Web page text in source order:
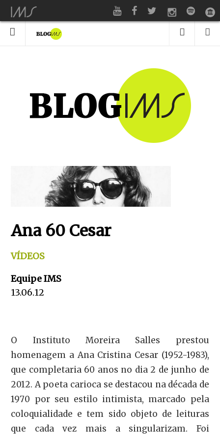
Ana 60 Cesar
VÍDEOS
Equipe IMS
13.06.12
O Instituto Moreira Salles prestou
homenagem a Ana Cristina Cesar (1952-1983),
que completaria 60 anos no dia 2 de junho de
2012. A poeta carioca se destacou na década de
1970 por seu estilo intimista, marcado pela
coloquialidade e tem sido objeto de leituras
que cada vez mais a singularizam. Foi